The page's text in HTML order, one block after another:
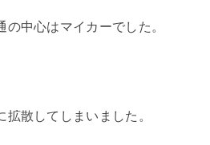
中心はマイカーでした。
散してしまいました。